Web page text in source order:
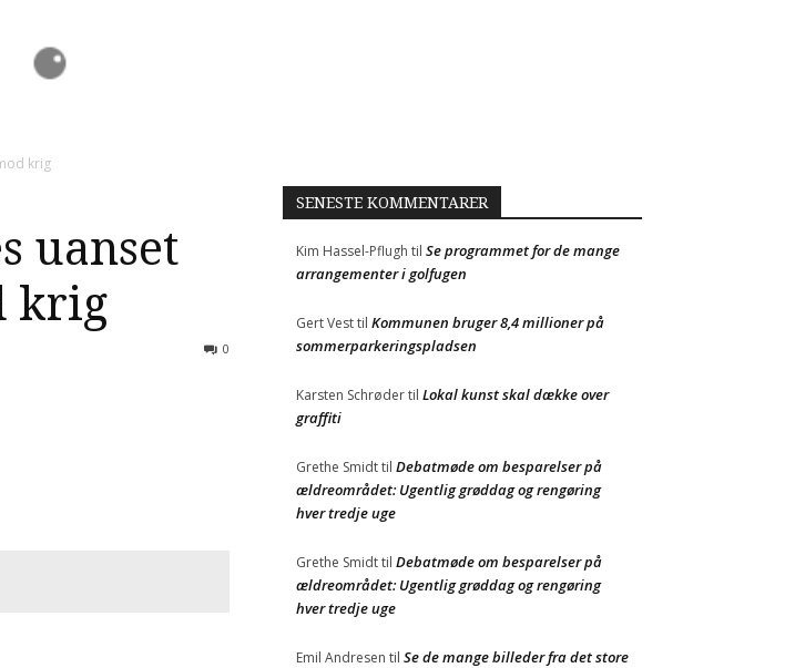
krig
uanset
krig
0
SENESTE KOMMENTARER
Kim Hassel-Pflugh til Se programmet for de mange
arrangementer i golfugen
Gert Vesttil Kommunen bruger 8,4 millioner på
sommerparkeringspladsen
Karsten Schrødertil Lokal kunst skal dække over
graffiti
Grethe Smidttil Debatmøde om besparelser på
ældreområdet: Ugentlig grøddag og rengøring
hver tredje uge
Grethe Smidttil Debatmøde om besparelser på
ældreområdet: Ugentlig grøddag og rengøring
hver tredje uge
Emil Andresen til Se de mange billeder fra det store